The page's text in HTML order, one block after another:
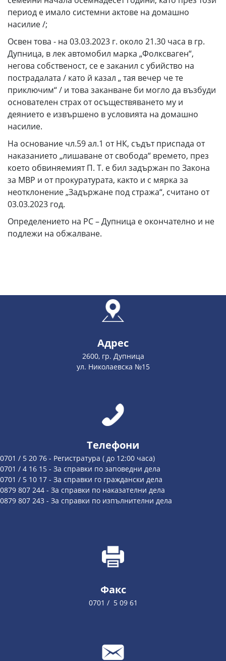
период е имало системни актове на домашно
насилие /;
Освен това - на 03.03.2023 г. около 21.30 часа в гр.
Дупница, в лек автомобил марка „Фолксваген“,
негова собственост, се е заканил с убийство на
пострадалата / като й казал „ тая вечер че те
приключим“ / и това заканване би могло да възбуди
основателен страх от осъществяването му и
деянието е извършено в условията на домашно
насилие.
На основание чл.59 ал.1 от НК, съдът приспада от
наказанието „лишаване от свобода“ времето, през
което обвиняемият П. Т. е бил задържан по Закона
за МВР и от прокуратурата, както и с мярка за
неотклонение „Задържане под стража“, считано от
03.03.2023 год.
Определението на РС – Дупница е окончателно и не
подлежи на обжалване.
Адрес
2600, гр. Дупница
ул. Николаевска №15
Телефони
0701 / 5 20 76 - Регистратура ( до 12:00 часа)
0701 / 4 16 15 - За справки по заповедни дела
0701 / 5 10 17 - За справки го граждански дела
0879 807 244 - За справки по наказателни дела
0879 807 243 - За справки по изпълнителни дела
Факс
0701 / 5 09 61